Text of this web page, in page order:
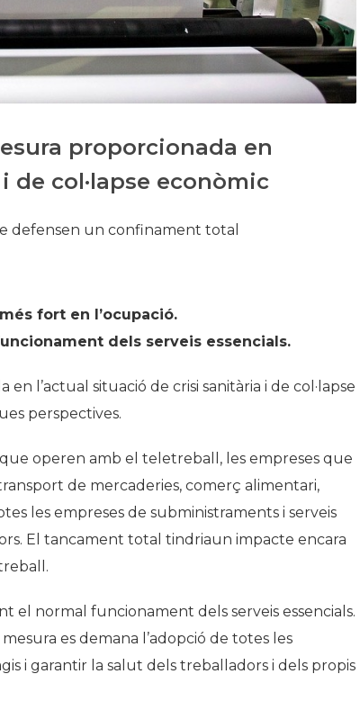
Història
Galeria de Presidents
proporcionada en
de col·lapse econòmic
defensen un confinament total
fort en l’ocupació.
dels serveis essencials.
l’actual situació de crisi sanitària i de col·lapse
perspectives.
operen amb el teletreball, les empreses que
de mercaderies, comerç alimentari,
les empreses de subministraments i serveis
El tancament total tindriaun impacte encara
el normal funcionament dels serveis essencials.
es demana l’adopció de totes les
i garantir la salut dels treballadors i dels propis